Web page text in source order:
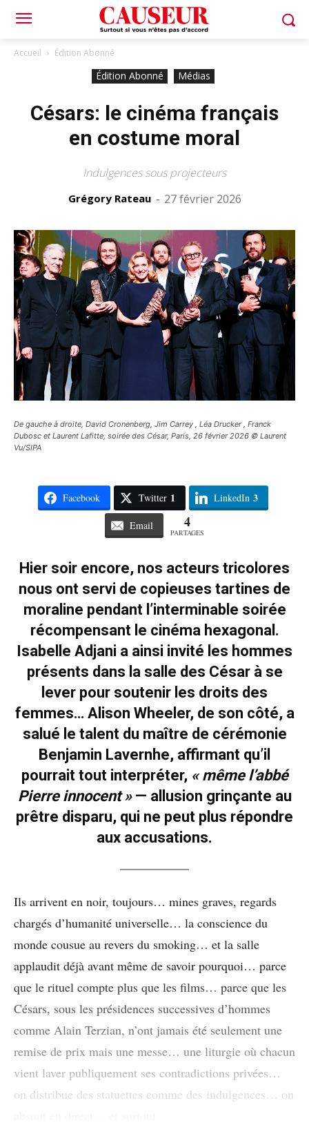
Accueil Édition Abonné
Édition Abonné Médias
Césars: le cinéma français
en costume moral
Indulgences sous projecteurs
Grégory Rateau - 27 février 2026
De gauche à droite, David Cronenberg, Jim Carrey , Léa Drucker , Franck
Dubosc et Laurent Lafitte, soirée des César, Paris, 26 février 2026 © Laurent
Vu/SIPA
Facebook Twitter 1 LinkedIn 3
Email 4
PARTAGES
Hier soir encore, nos acteurs tricolores
nous ont servi de copieuses tartines de
moraline pendant l’interminable soirée
récompensant le cinéma hexagonal.
Isabelle Adjani a ainsi invité les hommes
présents dans la salle des César à se
lever pour soutenir les droits des
femmes… Alison Wheeler, de son côté, a
salué le talent du maître de cérémonie
Benjamin Lavernhe, affirmant qu’il
pourrait tout interpréter, « même l’abbé
Pierre innocent »— allusion grinçante au
prêtre disparu, qui ne peut plus répondre
aux accusations.
Ils arrivent en noir, toujours… mines graves, regards
chargés d’humanité universelle… la conscience du
monde cousue au revers du smoking… et la salle
applaudit déjà avant même de savoir pourquoi… parce
que le rituel compte plus que les films… parce que les
Césars, sous les présidences successives d’hommes
comme Alain Terzian, n’ont jamais été seulement une
remise de prix mais une messe… une liturgie où chacun
vient laver publiquement ses contradictions privées…
on distribue des statuettes comme des indulgences… on